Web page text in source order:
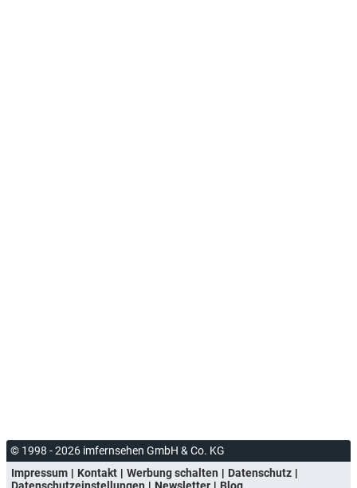
© 1998 - 2026 imfernsehen GmbH & Co. KG
Impressum
Kontakt Werbung schalten
Datenschutz